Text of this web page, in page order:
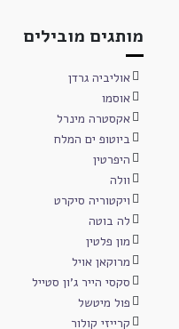
מותגים מובילים
אוליביה גרדן
אוסמו
אקסטרה מינרל
ביוטופ ים המלח
היפרטין
וולה
ויקטוריה סיקרט
לה בוטה
מון פלטין
מרוקאן אויל
סקסי הייר ג'ון סטייל
פול מיטשל
קרייזי קולור